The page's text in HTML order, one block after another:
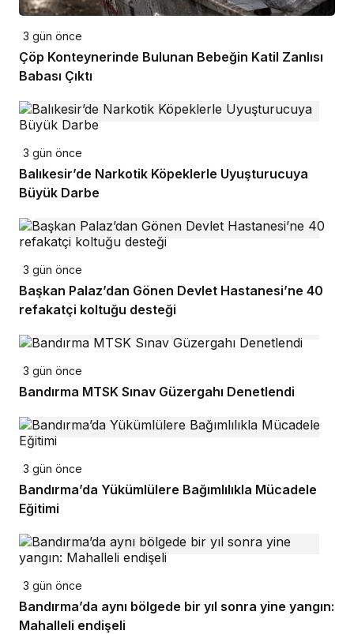
3 gün önce
Çöp Konteynerinde Bulunan Bebeğin Katil Zanlısı
Babası Çıktı
3 gün önce
Balıkesir’de Narkotik Köpeklerle Uyuşturucuya
Büyük Darbe
3 gün önce
Başkan Palaz’dan Gönen Devlet Hastanesi’ne 40
refakatçi koltuğu desteği
3 gün önce
Bandırma MTSK Sınav Güzergahı Denetlendi
3 gün önce
Bandırma’da Yükümlülere Bağımlılıkla Mücadele
Eğitimi
3 gün önce
Bandırma’da aynı bölgede bir yıl sonra yine yangın:
Mahalleli endişeli